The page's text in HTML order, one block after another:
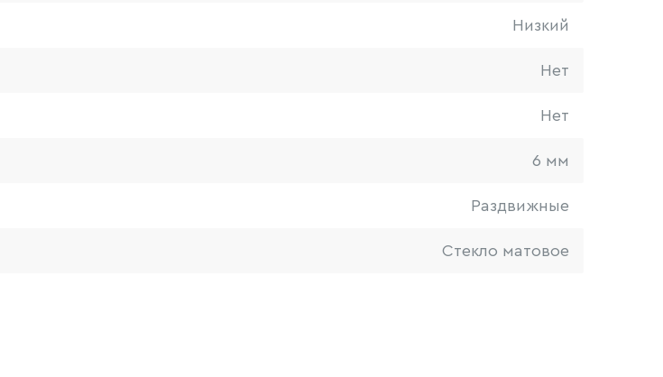
Низкий
Нет
Нет
6 мм
Раздвижные
Стекло матовое